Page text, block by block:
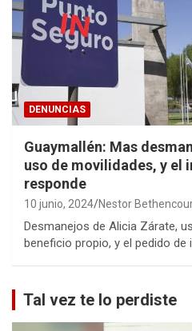
DENUNCIAS
Guaymallén: Mas
uso de movilidades, y el
responde
10 junio, 2024 Nestor
Desmanejos de Alicia Zárate,
beneficio propio, y el pedido
Tal vez te lo perdiste